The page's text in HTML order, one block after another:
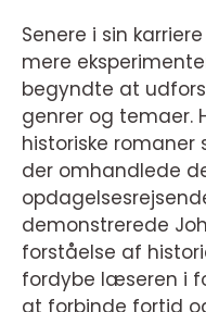
Senere i sin
mere
begyndte at
genrer og temaer.
historiske romaner
der omhandlede
demonstrerede
forståelse af
fordybe læseren i
at forbinde fortid